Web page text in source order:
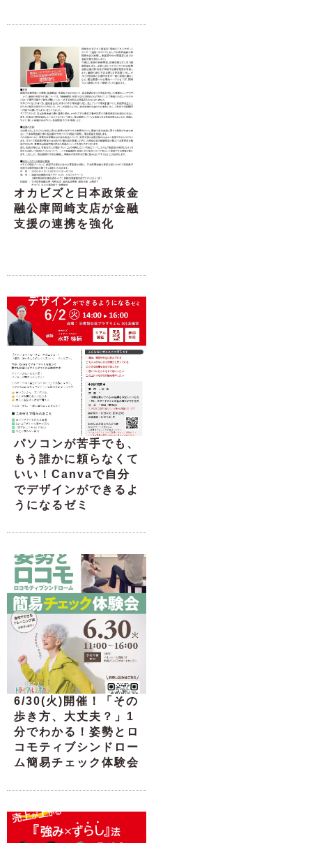
オカビズと日本政策金
融公庫岡崎支店が金融
支援の連携を強化
パソコンが苦手でも、
もう誰かに頼らなくて
いい！Canvaで自分
でデザインができるよ
うになるゼミ
6/30(火)開催！「その
歩き方、大丈夫？」1
分でわかる！姿勢とロ
コモティブシンドロー
ム簡易チェック体験会